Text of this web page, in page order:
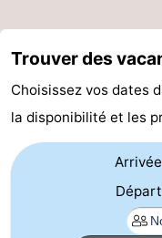
et
faire
Lieux
d'intérêt
-
Musées
-
Monuments
-
Trouver des
Choisissez vos dates
la disponibilité et les
Arrivée
Départ